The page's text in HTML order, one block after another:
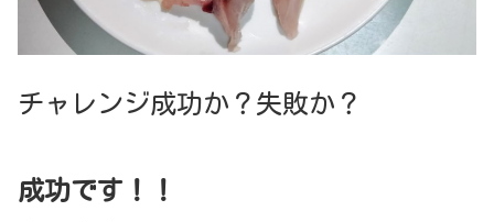
チャレンジ成功か？失敗か？
成功です！！